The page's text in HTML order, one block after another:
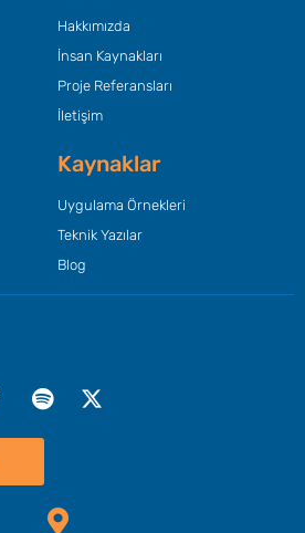
Hakkımızda
İnsan Kaynakları
Proje Referansları
İletişim
Kaynaklar
Uygulama Örnekleri
Teknik Yazılar
Blog
twitter